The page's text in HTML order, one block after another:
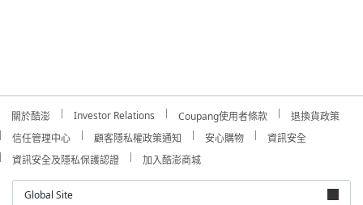
關於酷澎 Investor Relations Coupang使用者條款
退換貨政策
信任管理中心
顧客隱私權政策通知 安心購物
資訊安全
資訊安全及隱私保護認證
加入酷澎商城
Global Site